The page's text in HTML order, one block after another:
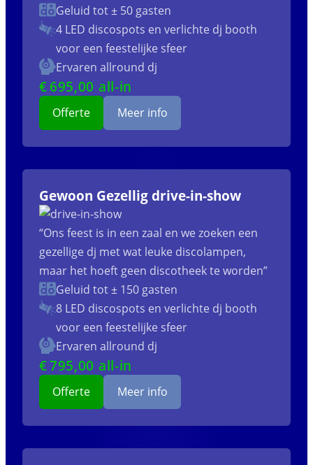
Geluid tot ± 50 gasten
4 LED discospots en verlichte dj booth
voor een feestelijke sfeer
Ervaren allround dj
€ 695,00 all-in
Offerte Meer info
Gewoon Gezellig drive-in-show
“Ons feest is in een zaal en we zoeken een
gezellige dj met wat leuke discolampen,
maar het hoeft geen discotheek te worden”
Geluid tot ± 150 gasten
8 LED discospots en verlichte dj booth
voor een feestelijke sfeer
Ervaren allround dj
€795,00 all-in
Offerte Meer info